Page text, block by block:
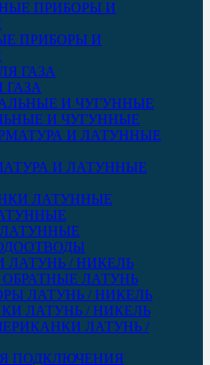
ПРИБОРЫ И
И ЧУГУННЫЕ
И ЛАТУННЫЕ
ЛАТУННЫЕ
ЛАТУНЬ / НИКЕЛЬ
ЛАТУНЬ
ЛАТУНЬ / НИКЕЛЬ
ЛАТУНЬ / НИКЕЛЬ
ЛАТУНЬ /
ПОДКЛЮЧЕНИЯ